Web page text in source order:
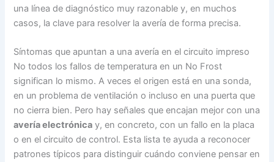
una línea de diagnóstico muy razonable y, en muchos
casos, la clave para resolver la avería de forma precisa.
Síntomas que apuntan a una avería en el circuito impreso
No todos los fallos de temperatura en un No Frost
significan lo mismo. A veces el origen está en una sonda,
en un problema de ventilación o incluso en una puerta que
no cierra bien. Pero hay señales que encajan mejor con una
avería electrónica y, en concreto, con un fallo en la placa
o en el circuito de control. Esta lista te ayuda a reconocer
patrones típicos para distinguir cuándo conviene pensar en